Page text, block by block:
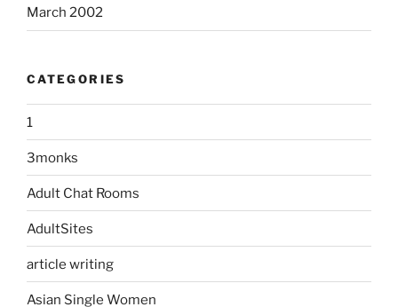
March 2002
CATEGORIES
1
3monks
Adult Chat Rooms
AdultSites
article writing
Asian Single Women